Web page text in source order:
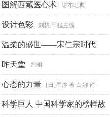
图解西藏医心术 诺布旺典
设计色彩 刘慧 田猛主编
温柔的盛世——宋仁宗时代
（1022-1063）
昨天堂 严明
心态的力量 [日]星涉 著 白娜 译
科学巨人 中国科学家的榜样故